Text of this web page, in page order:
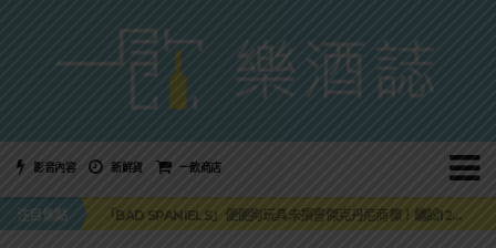
影音內容 新鮮貨 一飲商店
注目焦點
三得利六ROKU琴酒旬系列「柚子雪見」限量登場！首款罐裝GIN SODA 10月同步上市
「BAD SPANIELS」便便狗玩具未損害傑克丹尼商標！纏訟12年官司再次逆轉
麥卡倫 THE HARMONY COLLECTION 第六版最終章 -《椰風煖韻》